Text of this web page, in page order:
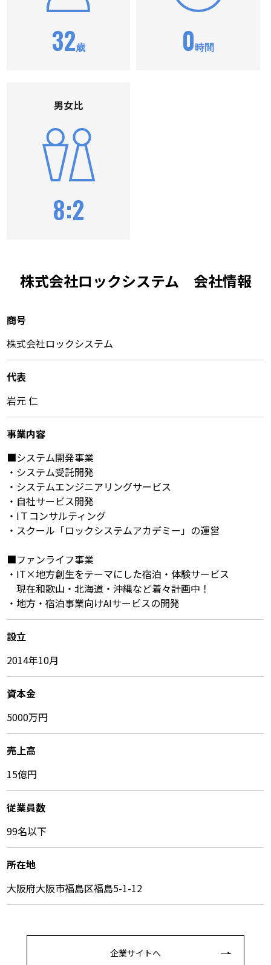
32歳 0時間
男⼥⽐
8:2
株式会社ロックシステム 会社情報
商号
株式会社ロックシステム
代表
岩元 仁
事業内容
■システム開発事業
・システム受託開発
・システムエンジニアリングサービス
・自社サービス開発
・IＴコンサルティング
・スクール「ロックシステムアカデミー」の運営
■ファンライフ事業
・IT×地方創生をテーマにした宿泊・体験サービス
現在和歌山・北海道・沖縄など着々計画中！
・地方・宿泊事業向けAIサービスの開発
設立
2014年10月
資本金
5000万円
売上高
15億円
従業員数
99名以下
所在地
大阪府大阪市福島区福島5-1-12
企業サイトへ